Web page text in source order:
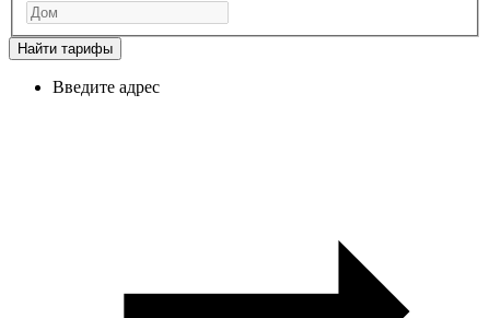
Найти тарифы
Введите адрес